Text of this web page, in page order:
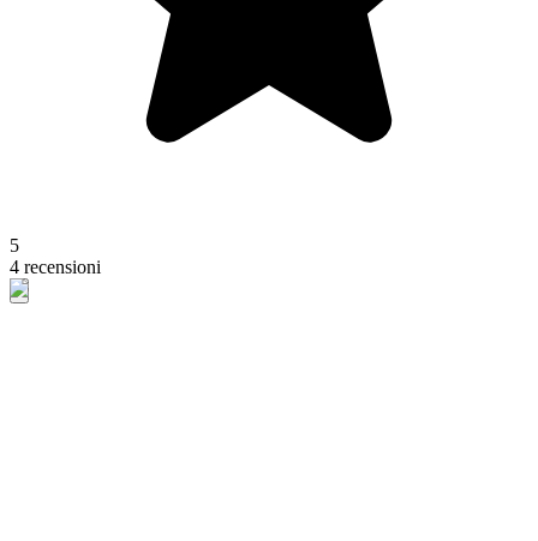
5
4 recensioni